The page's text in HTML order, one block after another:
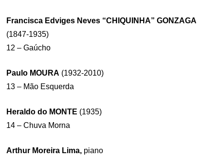
Francisca Edviges Neves “CHIQUINHA” GONZAGA
(1847-1935)
12 – Gaúcho
Paulo MOURA (1932-2010)
13 – Mão Esquerda
Heraldo do MONTE (1935)
14 – Chuva Morna
Arthur Moreira Lima, piano